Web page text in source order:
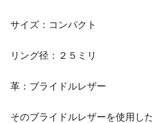
サイズ：コンパクト
リング径：２５ミリ
革：ブライドルレザー
そのブライドルレザーを使用し